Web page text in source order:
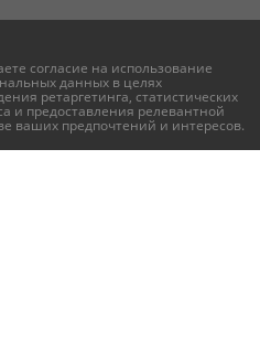
согласие на использование
данных в целях
ретаргетинга, статистических
и предоставления релевантной
ваших предпочтений и интересов.